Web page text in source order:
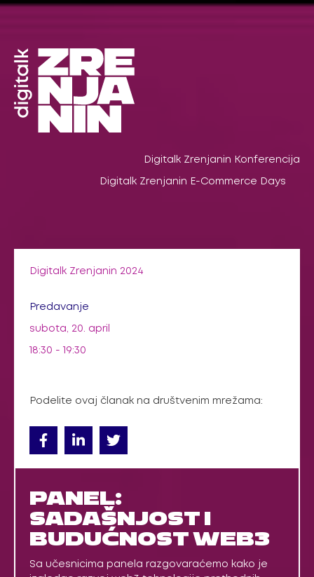
Pređi
Digitalk Zrenjanin Konferencija
Digitalk Zrenjanin E-Commerce Days
Digitalk Zrenjanin 2024
Predavanje
subota, 20. april
18:30 - 19:30
Podelite ovaj članak na društvenim mrežama:
PANEL:
SADAŠNJOST I
BUDUĆNOST WEB3
Sa učesnicima panela razgovaraćemo kako je